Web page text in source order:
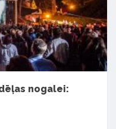
nogalei: